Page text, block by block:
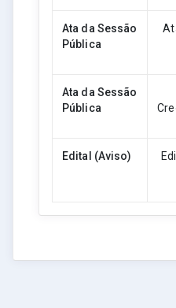
Ata da Sessão
Pública
Ata da Sessão
Pública
Edital (Aviso)